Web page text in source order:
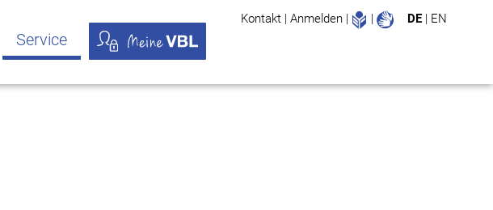
Service
Kontakt | Anmelden | Leichte Sprache
| DE | EN